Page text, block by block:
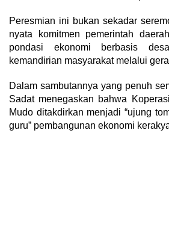
Peresmian ini bukan sekadar
nyata komitmen pemerintah
pondasi ekonomi berbasis
kemandirian masyarakat melalui
Dalam sambutannya yang penuh
Sadat menegaskan bahwa
Mudo ditakdirkan menjadi “ujung
guru” pembangunan ekonomi